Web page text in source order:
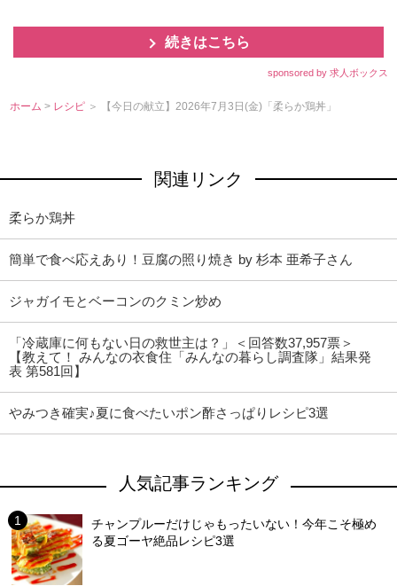
続きはこちら
sponsored by 求人ボックス
ホーム > レシピ ＞ 【今日の献立】2026年7月3日(金)「柔らか鶏丼」
関連リンク
柔らか鶏丼
簡単で食べ応えあり！豆腐の照り焼き by 杉本 亜希子さん
ジャガイモとベーコンのクミン炒め
「冷蔵庫に何もない日の救世主は？」＜回答数37,957票＞
【教えて！ みんなの衣食住「みんなの暮らし調査隊」結果発
表 第581回】
みつき確実♪夏に食べたいポン酢さっぱりレシピ3選
人気記事ランキング
チャンプルーだけじゃもったいない！今年こそ極め
る夏ゴーヤ絶品レシピ3選